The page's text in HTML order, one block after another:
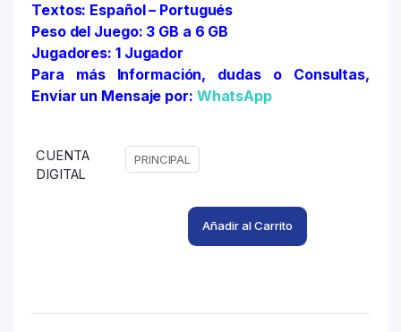
Textos: Español – Portugués
Peso del Juego: 3 GB a 6 GB
Jugadores: 1 Jugador
Para más Información, dudas o Consultas,
Enviar un Mensaje por: WhatsApp
CUENTA
DIGITAL
PRINCIPAL
Añadir al Carrito